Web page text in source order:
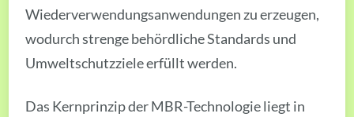
Wiederverwendungsanwendungen zu erzeugen,
wodurch strenge behördliche Standards und
Umweltschutzziele erfüllt werden.
Das Kernprinzip der MBR-Technologie liegt in